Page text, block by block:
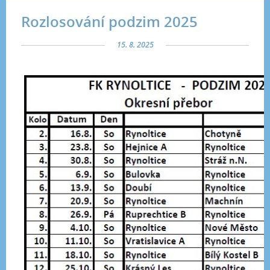
Rozlosování podzim 2025
15. 8. 2025